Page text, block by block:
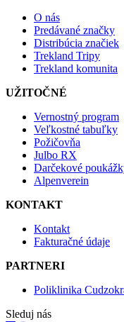
O nás
Predávané značky
Distribúcia značiek
Trekland Tripy
Trekland komunita
UŽITOČNÉ
Vernostný program
Veľkostné tabuľky
Požičovňa
Julbo RX
Darčekové
Alpenverein
KONTAKT
Kontakt
Fakturačné údaje
PARTNERI
Poliklinika
Sleduj nás